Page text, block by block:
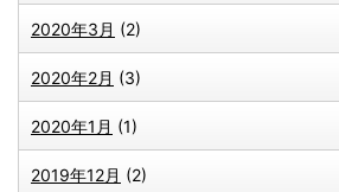
2020年3月 (2)
2020年2月 (3)
2020年1月 (1)
2019年12月 (2)